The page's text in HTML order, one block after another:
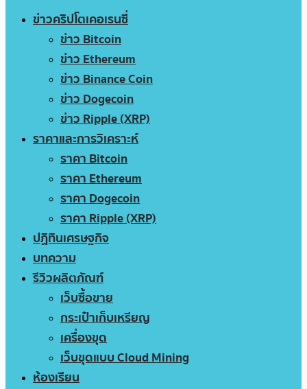
ข่าวคริปโตเคอเรนซี่
ข่าว Bitcoin
ข่าว Ethereum
ข่าว Binance Coin
ข่าว Dogecoin
ข่าว Ripple (XRP)
ราคาและการวิเคราะห์
ราคา Bitcoin
ราคา Ethereum
ราคา Dogecoin
ราคา Ripple (XRP)
ปฏิทินเศรษฐกิจ
บทความ
รีวิวผลิตภัณฑ์
เว็บซื้อขาย
กระเป๋าเก็บเหรียญ
เครื่องขุด
เว็บขุดแบบ Cloud Mining
ห้องเรียน